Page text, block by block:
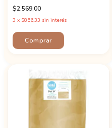
$2.569,00
3 x $856,33 sin interés
Comprar